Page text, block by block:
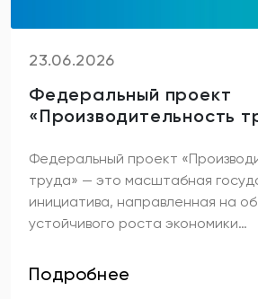
23.06.2026
Федеральный проект
«Производительность
Федеральный проект
труда» — это масштабная
инициатива, направленная на
устойчивого роста экономики…
Подробнее